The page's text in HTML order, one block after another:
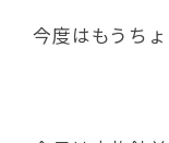
今度はもうち